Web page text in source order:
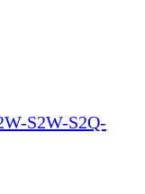
S2W-S2Q-